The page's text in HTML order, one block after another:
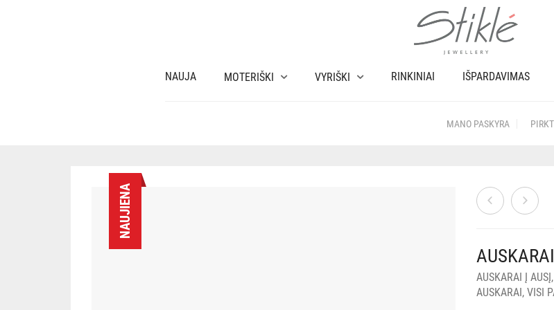
NAUJA MOTERIŠKI VYRIŠKI RINKINIAI IŠPARDAVIMAS
MANO PASKYRA
NAUJIENA
AUSKARAI Į AUSĮ,
AUSKARAI, VISI